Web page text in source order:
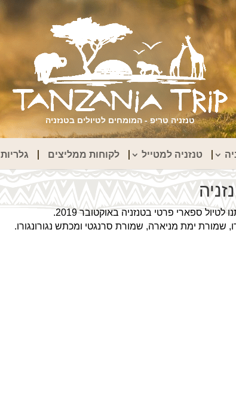
טנזניה טריפ - המומחים לטיולים בטנזניה
טנזניה למטייל לקוחות ממליצים גלריות
ספארי פרטי בטנזניה באוקטובר 2019.
שמורת ימת מניארה, שמורת סרנגטי ומכתש נגורונגורו.